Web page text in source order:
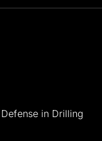
in Drilling